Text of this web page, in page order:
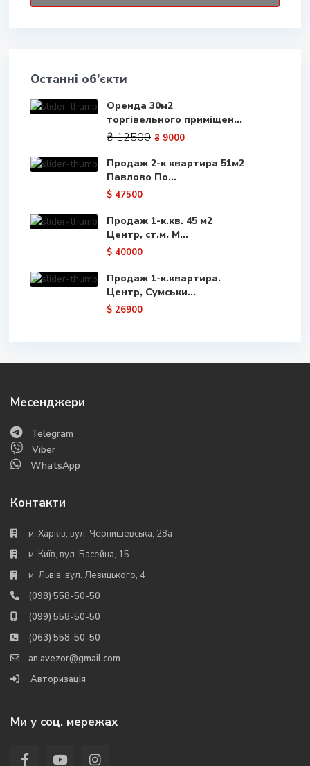
Останні об’єкти
Оренда 30м2
торгівельного приміщен...
₴ 12500 ₴ 9000
Продаж 2-к квартира 51м2
Павлово По...
$ 47500
Продаж 1-к.кв. 45 м2
Центр, ст.м. М...
$ 40000
Продаж 1-к.квартира.
Центр, Сумськи...
$ 26900
Месенджери
Telegram
Viber
WhatsApp
Контакти
м. Харків, вул. Чернишевська, 28а
м. Київ, вул. Басейна, 15
м. Львів, вул. Левицького, 4
(098) 558-50-50
(099) 558-50-50
(063) 558-50-50
an.avezor@gmail.com
Авторизація
Ми у соц. мережах